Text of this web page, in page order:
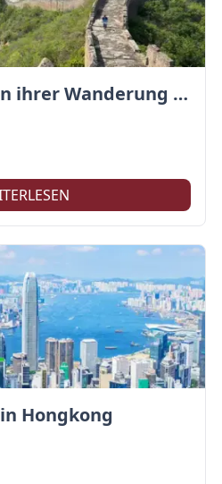
Maria erzählt von ihrer Wanderung auf der Großen Mauer
Hongkong